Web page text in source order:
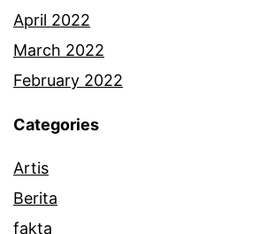
April 2022
March 2022
February 2022
Categories
Artis
Berita
fakta